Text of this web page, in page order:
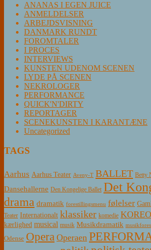
ANANAS I EGEN JUICE
ANMELDELSER
ARBEJDSVISNING
DANMARK RUNDT
FOROMTALER
I PROCES
INTERVIEWS
KUNSTEN UDENOM SCENEN
LYDE PÅ SCENEN
NEKROLOGER
PERFORMANCE
QUICK'N'DIRTY
REPORTAGER
SCENEKUNSTEN I KARANTÆNE
Uncategorized
TAGS
Aarhus Aarhus Teater Aveny-T BALLET Betty
Dansehallerne Den Kongelige Ballet Det
drama dramatik forestillingsmenu følelser
Teater Internationalt klassiker komedie
kærlighed musical musik Musikdramatik
Odense Opera Operaen